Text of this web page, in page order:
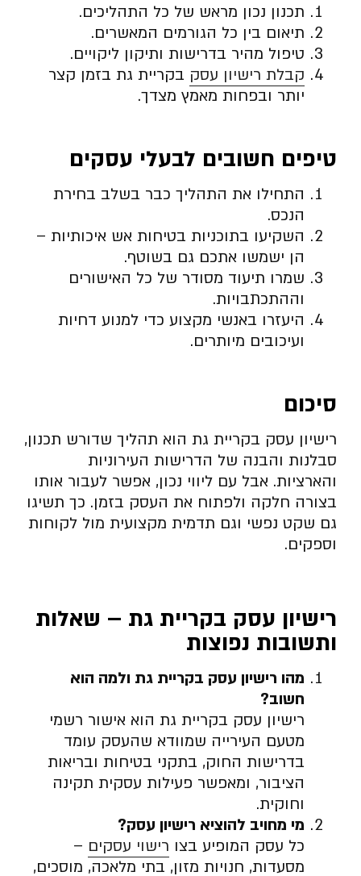
תכנון נכון מראש של כל התהליכים.
תיאום בין כל הגורמים המאשרים.
טיפול מהיר בדרישות ותיקון ליקויים.
קבלת רישיון עסק בקריית גת בזמן קצר
יותר ובפחות מאמץ מצדך.
טיפים חשובים לבעלי עסקים
התחילו את התהליך כבר בשלב בחירת
הנכס.
השקיעו בתוכניות בטיחות אש איכותיות –
הן ישמשו אתכם גם בשוטף.
שמרו תיעוד מסודר של כל האישורים
וההתכתבויות.
היעזרו באנשי מקצוע כדי למנוע דחיות
ועיכובים מיותרים.
סיכום
רישיון עסק בקריית גת הוא תהליך שדורש תכנון,
סבלנות והבנה של הדרישות העירוניות
והארציות. אבל עם ליווי נכון, אפשר לעבור אותו
בצורה חלקה ולפתוח את העסק בזמן. כך תשיגו
גם שקט נפשי וגם תדמית מקצועית מול לקוחות
וספקים.
רישיון עסק בקריית גת – שאלות
ותשובות נפוצות
מהו רישיון עסק בקריית גת ולמה הוא
חשוב?
רישיון עסק בקריית גת הוא אישור רשמי
מטעם העירייה שמוודא שהעסק עומד
בדרישות החוק, בתקני בטיחות ובריאות
הציבור, ומאפשר פעילות עסקית תקינה
וחוקית.
מי מחויב להוציא רישיון עסק?
כל עסק המופיע בצו רישוי עסקים –
מסעדות, חנויות מזון, בתי מלאכה, מוסכים,